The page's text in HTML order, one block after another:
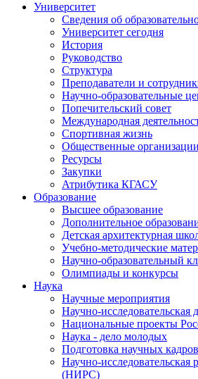
Университет
Сведения об
Университет сегодня
История
Руководство
Структура
Преподаватели и
Научно-образовательные
Попечительский совет
Международная
Спортивная жизнь
Общественные организации
Ресурсы
Закупки
Атрибутика КГАСУ
Образование
Высшее образование
Дополнительное
Детская архитектурная
Учебно-методические
Научно-образовательный
Олимпиады и конкурсы
Наука
Научные мероприятия
Научно-исследовательская
Национальные проекты
Наука - дело молодых
Подготовка научных кадров
Научно-исследовательская
(НИРС)